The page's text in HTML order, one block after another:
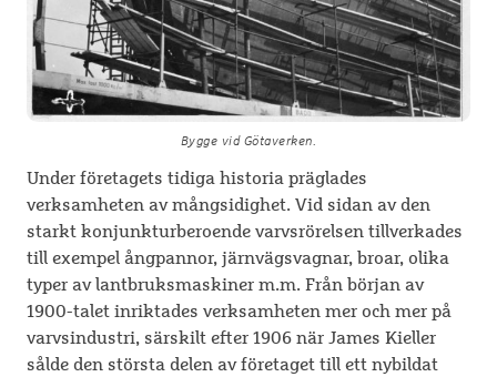
Bygge vid Götaverken.
Under företagets tidiga historia präglades
verksamheten av mångsidighet. Vid sidan av den
starkt konjunkturberoende varvsrörelsen tillverkades
till exempel ångpannor, järnvägsvagnar, broar, olika
typer av lantbruksmaskiner m.m. Från början av
1900-talet inriktades verksamheten mer och mer på
varvsindustri, särskilt efter 1906 när James Kieller
sålde den största delen av företaget till ett nybildat